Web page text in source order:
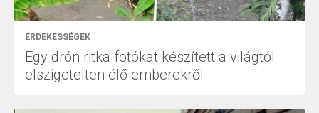
ÉRDEKESSÉGEK
Egy drón ritka fotókat készített a világtól
elszigetelten élő emberekről